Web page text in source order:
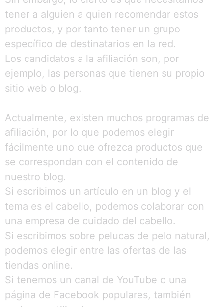
tener a alguien a quien recomendar estos
productos, y por tanto tener un grupo
específico de destinatarios en la red.
Los candidatos a la afiliación son, por
ejemplo, las personas que tienen su propio
sitio web o blog.
Actualmente, existen muchos programas de
afiliación, por lo que podemos elegir
fácilmente uno que ofrezca productos que
se correspondan con el contenido de
nuestro blog.
Si escribimos un artículo en un blog y el
tema es el cabello, podemos colaborar con
una empresa de cuidado del cabello.
Si escribimos sobre pelucas de pelo natural,
podemos elegir entre las ofertas de las
tiendas online.
Si tenemos un canal de YouTube o una
página de Facebook populares, también